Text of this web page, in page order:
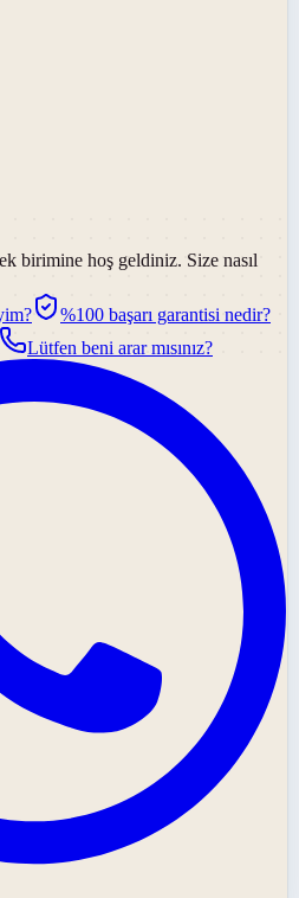
birimine hoş geldiniz. Size nasıl
%100 başarı garantisi nedir?
Lütfen beni arar mısınız?